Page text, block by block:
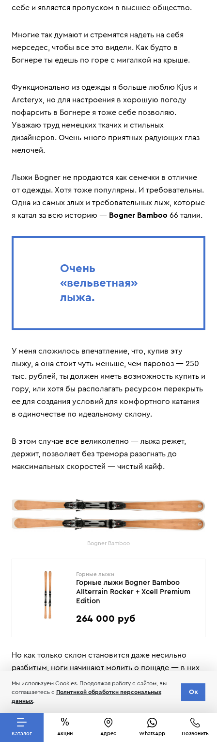
себе и является пропуском в высшее общество.
Многие так думают и стремятся надеть на себя
мерседес, чтобы все это видели. Как будто в
Богнере ты едешь по горе с мигалкой на крыше.
Функционально из одежды я больше люблю Kjus и
Arcteryx, но для настроения в хорошую погоду
пофарсить в Богнере я тоже себе позволяю.
Уважаю труд немецких ткачих и стильных
дизайнеров. Очень много приятных радующих глаз
мелочей.
Лыжи Bogner не продаются как семечки в отличие
от одежды. Хотя тоже популярны. И требовательны.
Одна из самых злых и требовательных лыж, которые
я катал за всю историю — Bogner Bamboo 66 талии.
Очень
«вельветная»
лыжа.
У меня сложилось впечатление, что, купив эту
лыжу, а она стоит чуть меньше, чем паровоз — 250
тыс. рублей, ты должен иметь возможность купить и
гору, или хотя бы располагать ресурсом перекрыть
ее для создания условий для комфортного катания
в одиночестве по идеальному склону.
В этом случае все великолепно — лыжа режет,
держит, позволяет без тремора разогнать до
максимальных скоростей — чистый кайф.
Bogner Bamboo
Горные лыжи
Горные лыжи Bogner Bamboo
Allterrain Rocker + Xcell Premium
Edition
264 000 руб
Но как только склон становится даже несильно
разбитым, ноги начинают молить о пощаде — в них
колошматит — «мама не горюй» — как будто попал
в шторм и хочется покоя, шезлонга и глинтвейна
У нас есть еще одна — очень качественная, но
требовательная модельBogner Fineline Fiber
и
Каталог Акции Адрес WhatsApp Позвонить
Мы используем Cookies. Продолжая работу с сайтом, вы
соглашаетесь с Политикой обработки персональных
данных.
Ок